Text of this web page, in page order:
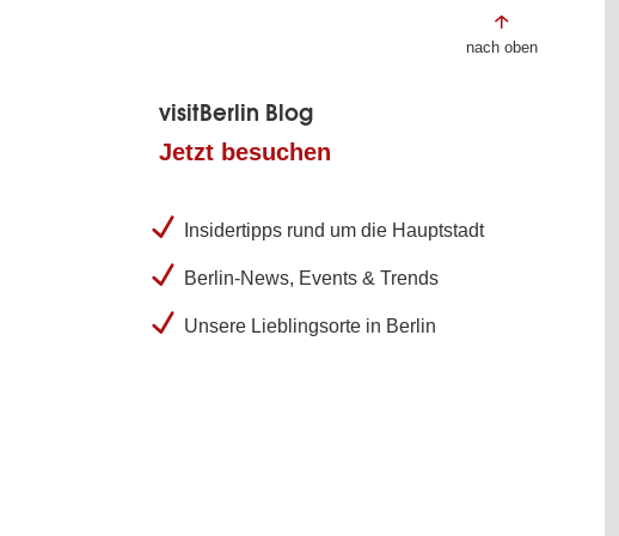
nach oben
visitBerlin Blog
Jetzt besuchen
Insidertipps rund um die Hauptstadt
Berlin-News, Events & Trends
Unsere Lieblingsorte in Berlin